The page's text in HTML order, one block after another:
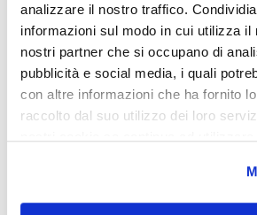
analizzare il nostro traffico.
informazioni sul modo in cui utilizza il
nostri partner che si occupano di
pubblicità e social media, i quali
con altre informazioni che ha fornito
raccolto dal suo utilizzo dei loro
mantenere il controllo fino alla
Tra le due sedi vi era un intenso
carico di tensione. Talpa fu visto
Filippo. Anche la pazienza del Tarugi
prova. In un documento segreto in
disubbidienze dei napoletani, San
Talpa e il Bordini dalla successione
Preposito, dichiarando inabile a